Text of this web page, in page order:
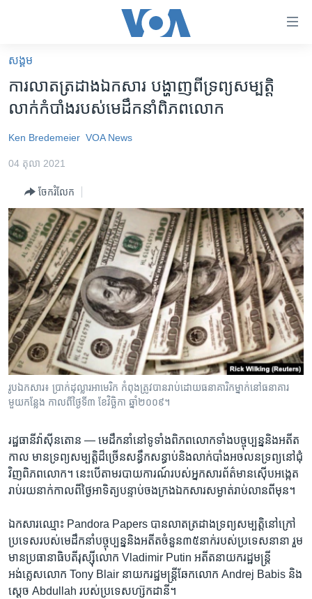
គេហទំព័រ​
ទាក់ទង
និង​
ទំព័រ​
ម្តង
រំលង​
និង​
ចូល​
ទៅ​
ទំព័រ​
រចនា
សម្ព័ន្ធ​
រំលង​
និង​
ទៅ​
ស្វែង​
រក
អន្តរជាតិ
ហេឡូវីអូអេ
កម្ពុជាច្នៃប្រតិដ្ឋ
ព្រឹត្តិការណ៍ព័ត៌មាន
ទូរទស្សន៍ / វីដេអូ​
វិទ្យុ / ផតខាសថ៍
កម្មវិធីទាំងអស់
Khmer English
បណ្តាញ​សង្គម
ភាសា
សង្គម
ការលាតត្រដាង​ឯកសារ បង្ហាញ​ពី​ទ្រព្យ​សម្បត្តិ​
លាក់​កំបាំង​របស់​មេដឹកនាំ​ពិភពលោក
Ken Bredemeier VOA News
04 តុលា 2021
ចែករំលែក
រូបឯកសារ៖ ប្រាក់​ដុល្លារ​អាមេរិក កំពុង​ត្រូវ​បាន​រាប់​ដោយ​ធនាគារិក​ម្នាក់​នៅ​ធនាគារ​
មួយ​កន្លែង​ កាលពី​ថ្ងៃទី៣ ខែវិច្ឆិកា ឆ្នាំ២០០៩។
រដ្ឋធានីវ៉ាស៊ីនតោន — មេដឹកនាំ​នៅ​ទូទាំង​ពិភព​លោកទាំង​បច្ចុប្បន្ន​និង​អតីត
កាល​ មាន​ទ្រព្យ​សម្បត្តិ​ដ៏ច្រើន​សន្ធឹក​សន្ធាប់​និង​លាក់បាំង​អចលន​ទ្រព្យ​នៅ​ជុំ
វិញ​ពិភពលោក។ ​នេះបើ​តាម​របាយការណ៍​របស់​អ្នក​សារ​ព័ត៌មាន​ស៊ើប​អង្កេត​
រាប់​រយនាក់​កាលពី​ថ្ងៃ​អាទិត្យបន្ទាប់​ចងក្រង​ឯកសារ​សម្ងាត់​រាប់លាន​ពីមុន។​
ឯកសារ​ឈ្មោះ​ Pandora Papers​ បាន​លាត​ត្រដាង​ទ្រព្យសម្បត្តិ​នៅ​ក្រៅ​
ប្រទេស​របស់​មេ​ដឹកនាំ​បច្ចុប្បន្ន​និង​អតីត​ចំនួន​៣៥​នាក់​របស់​ប្រទេស​នានា​ រួម​
មាន​ប្រធានាធិបតីរុស្ស៊ី​លោក​ Vladimir Putin ​អតីត​នាយក​រដ្ឋមន្រ្តី​
អង់គ្លេស​លោក​ Tony Blair ​នាយក​រដ្ឋ​មន្ត្រី​ឆែក​លោក ​Andrej Babis ​និង​
ស្តេច​ Abdullah ​របស់​ប្រទេស​ហ្ស៊កដានី។​